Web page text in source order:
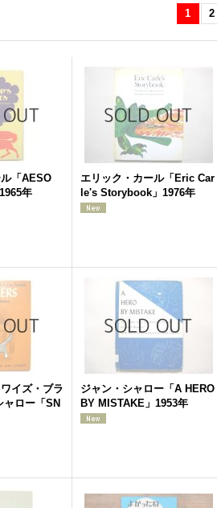
1 2
「AESO
年
エリック・カール「Eric Car
le's Storybook」1976年
イズ・ブラ
ャロー「SN
ジャン・シャロー「A HERO
BY MISTAKE」1953年